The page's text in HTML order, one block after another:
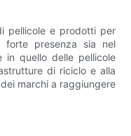
pellicole e prodotti per
forte presenza sia nel
in quello delle pellicole
di riciclo e alla
marchi a raggiungere